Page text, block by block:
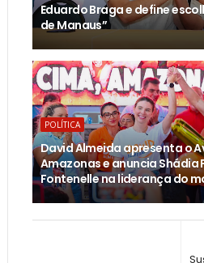
Eduardo Braga e define
de Manaus”
POLÍTICA
David Almeida apresenta o
Amazonas e anuncia Shádia
Fontenelle na liderança do